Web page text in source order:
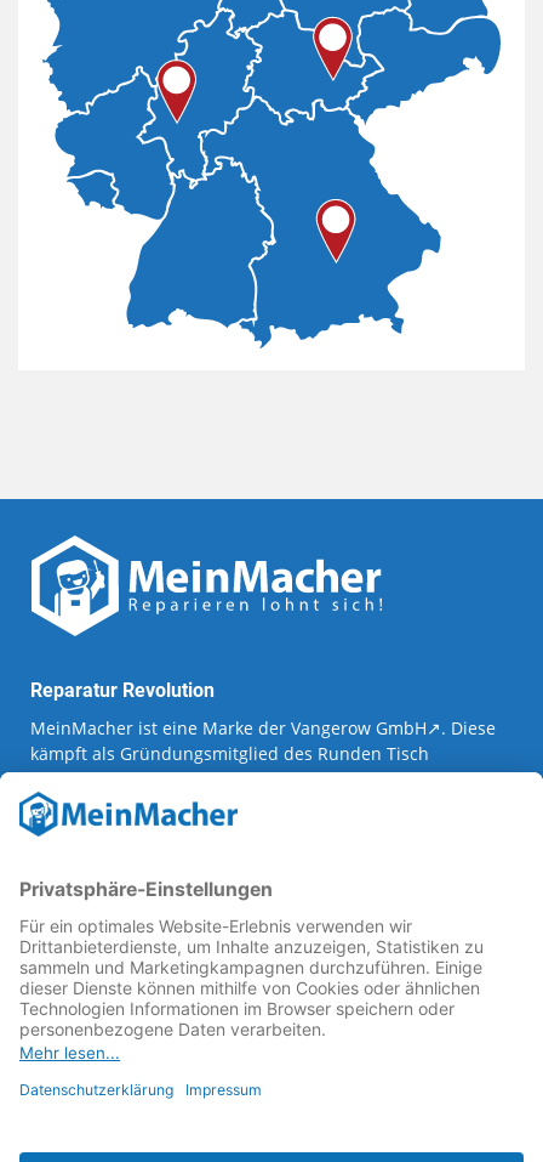
Reparatur Revolution
MeinMacher ist eine Marke der Vangerow GmbH↗. Diese
kämpft als Gründungsmitglied des Runden Tisch
Reparatur↗ für eineReparatur Revolution↗ und bessere
Reparaturbedingungen: Für Produkte, die sich gut
reparieren lassen, für günstigere Ersatzteile und den
Know-hows in Deutschland.
Weitere Informationen
Fachhändler finden
Über uns
FAQ - häufig gestellte Fragen
Rechtliches